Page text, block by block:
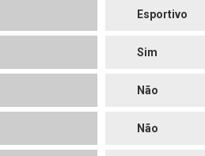
Esportivo
Sim
Não
Não